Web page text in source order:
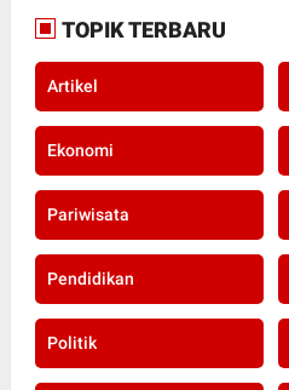
TOPIK TERBARU
Artikel
Ekonomi
Pariwisata
Pendidikan
Politik